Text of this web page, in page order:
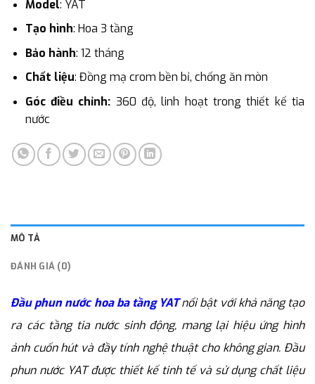
Model: YAT
Tạo hình: Hoa 3 tầng
Bảo hành: 12 tháng
Chất liệu: Đồng mạ crom bền bỉ, chống ăn mòn
Góc điều chỉnh: 360 độ, linh hoạt trong thiết kế tia
nước
MÔ TẢ
ĐÁNH GIÁ (0)
Đầu phun nước hoa ba tầng YAT nổi bật với khả năng tạo
ra các tầng tia nước sinh động, mang lại hiệu ứng hình
ảnh cuốn hút và đầy tính nghệ thuật cho không gian. Đầu
phun nước YAT được thiết kế tinh tế và sử dụng chất liệu